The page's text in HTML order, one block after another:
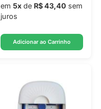
em 5x de R$ 43,40 sem
juros
Adicionar ao Carrinho